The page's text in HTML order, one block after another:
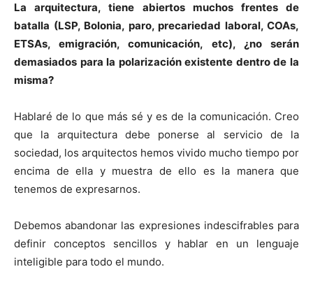
La arquitectura, tiene abiertos muchos frentes de
batalla (LSP, Bolonia, paro, precariedad laboral, COAs,
ETSAs, emigración, comunicación, etc), ¿no serán
demasiados para la polarización existente dentro de la
misma?
Hablaré de lo que más sé y es de la comunicación. Creo
que la arquitectura debe ponerse al servicio de la
sociedad, los arquitectos hemos vivido mucho tiempo por
encima de ella y muestra de ello es la manera que
tenemos de expresarnos.
Debemos abandonar las expresiones indescifrables para
definir conceptos sencillos y hablar en un lenguaje
inteligible para todo el mundo.